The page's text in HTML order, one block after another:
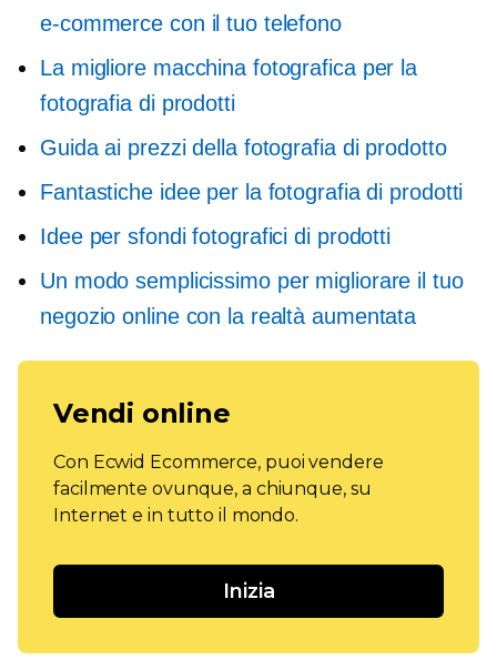
e-commerce con il tuo telefono
La migliore macchina fotografica per la
fotografia di prodotti
Guida ai prezzi della fotografia di prodotto
Fantastiche idee per la fotografia di prodotti
Idee per sfondi fotografici di prodotti
Un modo semplicissimo per migliorare il tuo
negozio online con la realtà aumentata
Vendi online
Con Ecwid Ecommerce, puoi vendere
facilmente ovunque, a chiunque, su
Internet e in tutto il mondo.
Inizia